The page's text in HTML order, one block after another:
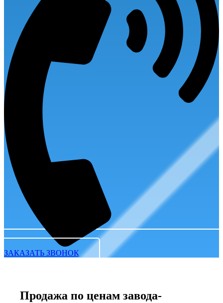
ЗАКАЗАТЬ ЗВОНОК
Продажа по ценам завода-